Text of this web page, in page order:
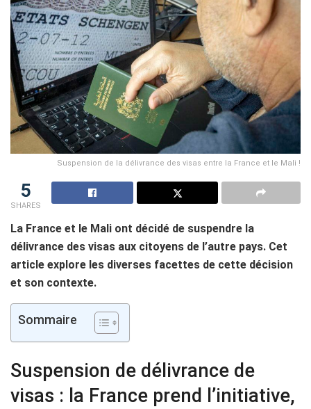
Suspension de la délivrance des visas entre la France et le Mali !
5
SHARES
La France et le Mali ont décidé de suspendre la
délivrance des visas aux citoyens de l’autre pays. Cet
article explore les diverses facettes de cette décision
et son contexte.
Sommaire
Suspension de délivrance de
visas : la France prend l’initiative,